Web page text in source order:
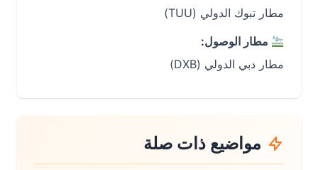
مطار تبوك الدولي (TUU)
مطار الوصول:
مطار دبي الدولي (DXB)
مواضيع ذات صلة